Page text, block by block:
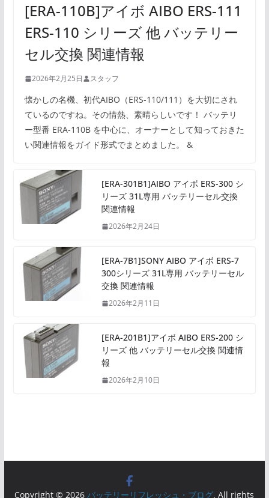
[ERA-110B]アイボ AIBO ERS-111
ERS-110 シリーズ 他 バッテリー
セル交換 関連情報
2026年2月25日 スタッフ
懐かしの名機、初代AIBO（ERS-110/111）を大切にされ
ているのですね。その情熱、素晴らしいです！ バッテリ
ー型番 ERA-110B を中心に、オーナーとして知っておきた
い関連情報をガイド形式でまとめました。 &
[ERA-301B1]AIBO アイボ ERS-300 シ
リーズ 31L専用 バッテリーセル交換
関連情報
2026年2月24日
[ERA-7B1]SONY AIBO アイボ ERS-7
300シリーズ 31L専用 バッテリーセル
交換 関連情報
2026年2月11日
[ERA-201B1]アイボ AIBO ERS-200 シ
リーズ 他 バッテリーセル交換 関連情
報
2026年2月10日
Copyright © 2026バッテリーリフレッシュ・ブログ. All rights